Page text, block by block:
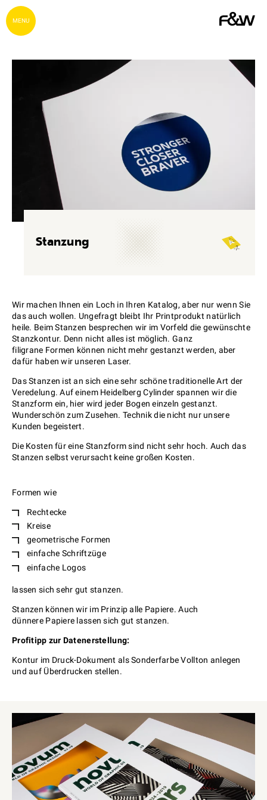
MENU
Stanzung
Wir machen Ihnen ein Loch in Ihren Katalog, aber nur wenn Sie
das auch wollen. Ungefragt bleibt Ihr Printprodukt natürlich
heile. Beim Stanzen besprechen wir im Vorfeld die gewünschte
Stanzkontur. Denn nicht alles ist möglich. Ganz
filigrane Formen können nicht mehr gestanzt werden, aber
dafür haben wir unseren Laser.
Das Stanzen ist an sich eine sehr schöne traditionelle Art der
Veredelung. Auf einem Heidelberg Cylinder spannen wir die
Stanzform ein, hier wird jeder Bogen einzeln gestanzt.
Wunderschön zum Zusehen. Technik die nicht nur unsere
Kunden begeistert.
Die Kosten für eine Stanzform sind nicht sehr hoch. Auch das
Stanzen selbst verursacht keine großen Kosten.
Formen wie
Rechtecke
Kreise
geometrische Formen
einfache Schriftzüge
einfache Logos
lassen sich sehr gut stanzen.
Stanzen können wir im Prinzip alle Papiere. Auch
dünnere Papiere lassen sich gut stanzen.
Profitipp zur Datenerstellung:
Kontur im Druck-Dokument als Sonderfarbe Vollton anlegen
und auf Überdrucken stellen.